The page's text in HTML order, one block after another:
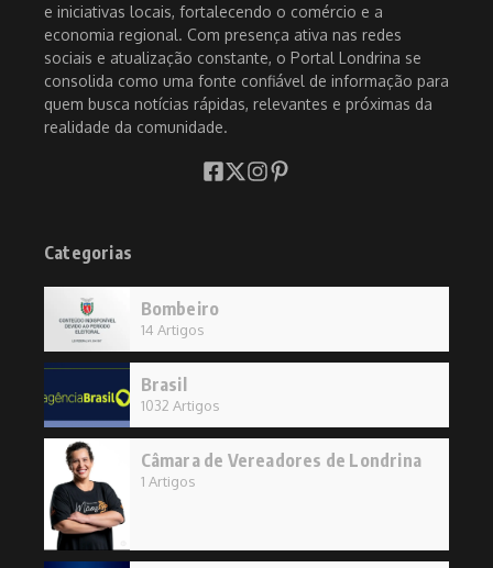
e iniciativas locais, fortalecendo o comércio e a
economia regional. Com presença ativa nas redes
sociais e atualização constante, o Portal Londrina se
consolida como uma fonte confiável de informação para
quem busca notícias rápidas, relevantes e próximas da
realidade da comunidade.
Categorias
Bombeiro
14 Artigos
Brasil
1032 Artigos
Câmara de Vereadores de Londrina
1 Artigos